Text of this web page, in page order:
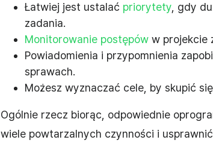
Łatwiej jest ustalać priorytety, gdy
zadania.
Monitorowanie postępów w projekcie
Powiadomienia i przypomnienia
sprawach.
Możesz wyznaczać cele, by skupić
Ogólnie rzecz biorąc, odpowiednie
wiele powtarzalnych czynności i